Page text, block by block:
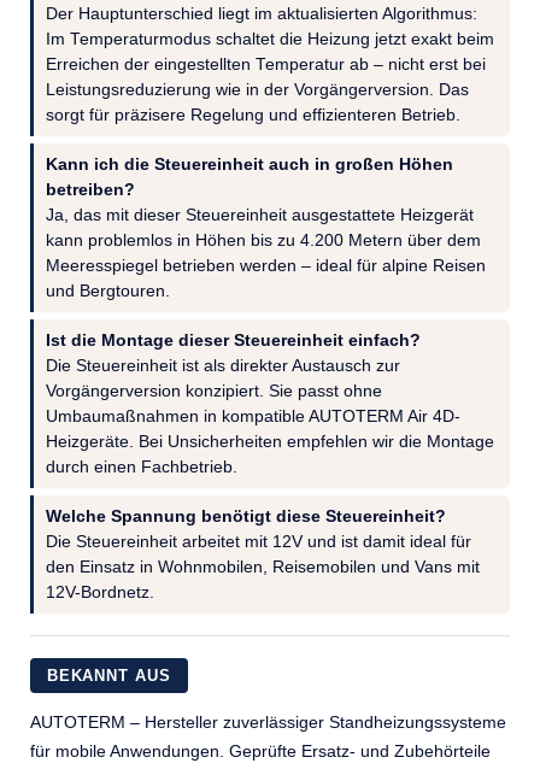
Der Hauptunterschied liegt im aktualisierten Algorithmus:
Im Temperaturmodus schaltet die Heizung jetzt exakt beim
Erreichen der eingestellten Temperatur ab – nicht erst bei
Leistungsreduzierung wie in der Vorgängerversion. Das
sorgt für präzisere Regelung und effizienteren Betrieb.
Kann ich die Steuereinheit auch in großen Höhen
betreiben?
Ja, das mit dieser Steuereinheit ausgestattete Heizgerät
kann problemlos in Höhen bis zu 4.200 Metern über dem
Meeresspiegel betrieben werden – ideal für alpine Reisen
und Bergtouren.
Ist die Montage dieser Steuereinheit einfach?
Die Steuereinheit ist als direkter Austausch zur
Vorgängerversion konzipiert. Sie passt ohne
Umbaumaßnahmen in kompatible AUTOTERM Air 4D-
Heizgeräte. Bei Unsicherheiten empfehlen wir die Montage
durch einen Fachbetrieb.
Welche Spannung benötigt diese Steuereinheit?
Die Steuereinheit arbeitet mit 12V und ist damit ideal für
den Einsatz in Wohnmobilen, Reisemobilen und Vans mit
12V-Bordnetz.
BEKANNT AUS
AUTOTERM – Hersteller zuverlässiger Standheizungssysteme
für mobile Anwendungen. Geprüfte Ersatz- und Zubehörteile